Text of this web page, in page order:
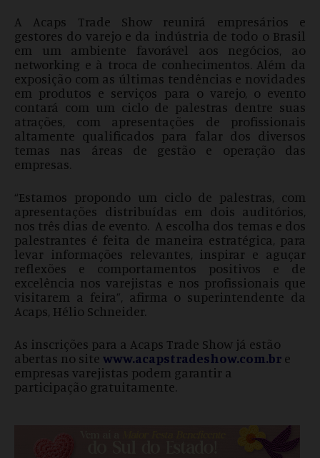
A Acaps Trade Show reunirá empresários e
gestores do varejo e da indústria de todo o Brasil
em um ambiente favorável aos negócios, ao
networking e à troca de conhecimentos. Além da
exposição com as últimas tendências e novidades
em produtos e serviços para o varejo, o evento
contará com um ciclo de palestras dentre suas
atrações, com apresentações de profissionais
altamente qualificados para falar dos diversos
temas nas áreas de gestão e operação das
empresas.
“Estamos propondo um ciclo de palestras, com
apresentações distribuídas em dois auditórios,
nos três dias de evento. A escolha dos temas e dos
palestrantes é feita de maneira estratégica, para
levar informações relevantes, inspirar e aguçar
reflexões e comportamentos positivos e de
excelência nos varejistas e nos profissionais que
visitarem a feira”, afirma o superintendente da
Acaps, Hélio Schneider.
As inscrições para a Acaps Trade Show já estão
abertas no site www.acapstradeshow.com.br e
empresas varejistas podem garantir a
participação gratuitamente.